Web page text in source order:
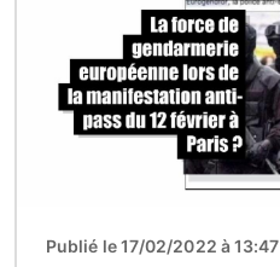
Publié le 17/02/2022 à 13:47